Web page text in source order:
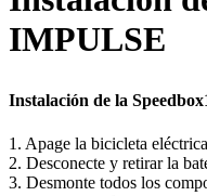
IMPULSE
Instalación de la
1. Apage la bicicleta
2. Desconecte y retirar la
3. Desmonte todos los